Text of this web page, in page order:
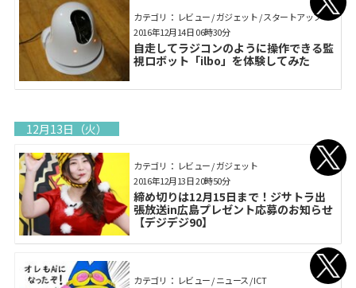
カテゴリ： レビュー / ガジェット / スタートアップ
自走してラジコンのように操作できる監
視ロボット「ilbo」を体験してみた
2016年12月14日 06時30分
12月13日（火）
カテゴリ： レビュー / ガジェット
締め切りは12月15日まで！ジサトラ出
張放送in広島プレゼント応募のお知らせ
【デジデジ90】
2016年12月13日 20時50分
カテゴリ： レビュー / ニュース / ICT